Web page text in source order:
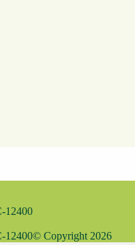
12400
12400© Copyright 2026